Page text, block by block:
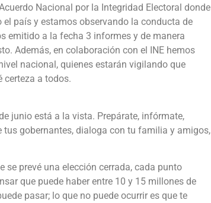
Nacional por la Integridad Electoral donde
país y estamos observando la conducta de
emitido a la fecha 3 informes y de manera
Además, en colaboración con el INE hemos
nacional, quienes estarán vigilando que
certeza a todos.
junio está a la vista. Prepárate, infórmate,
gobernantes, dialoga con tu familia y amigos,
prevé una elección cerrada, cada punto
que puede haber entre 10 y 15 millones de
pasar; lo que no puede ocurrir es que te